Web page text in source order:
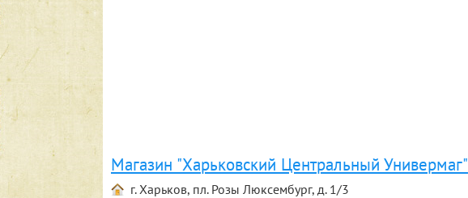
Магазин "Харьковский Центральный Универмаг"
г. Харьков, пл. Розы Люксембург, д. 1/3